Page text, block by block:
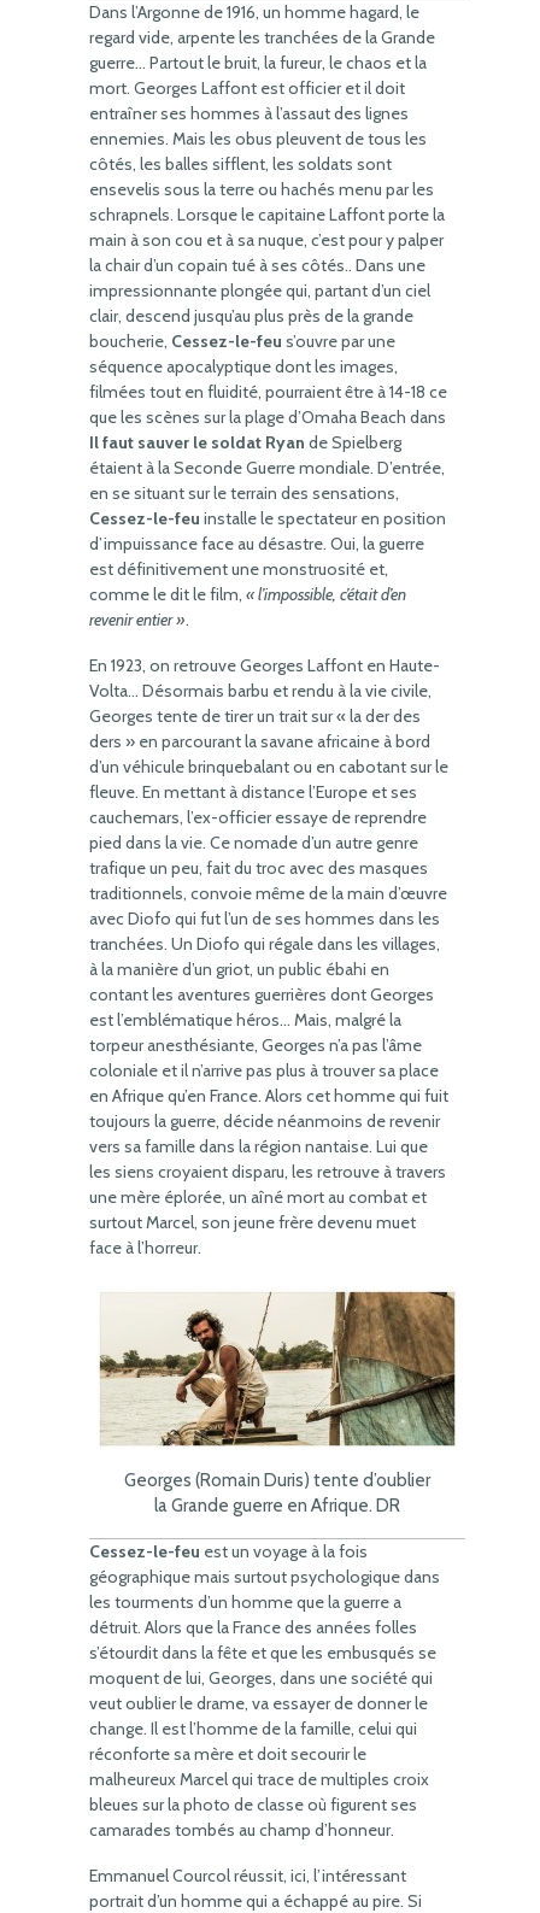
Dans l’Argonne de 1916, un homme hagard, le
regard vide, arpente les tranchées de la Grande
guerre… Partout le bruit, la fureur, le chaos et la
mort. Georges Laffont est officier et il doit
entraîner ses hommes à l’assaut des lignes
ennemies. Mais les obus pleuvent de tous les
côtés, les balles sifflent, les soldats sont
ensevelis sous la terre ou hachés menu par les
schrapnels. Lorsque le capitaine Laffont porte la
main à son cou et à sa nuque, c’est pour y palper
la chair d’un copain tué à ses côtés.. Dans une
impressionnante plongée qui, partant d’un ciel
clair, descend jusqu’au plus près de la grande
boucherie, Cessez-le-feu s’ouvre par une
séquence apocalyptique dont les images,
filmées tout en fluidité, pourraient être à 14-18 ce
que les scènes sur la plage d’Omaha Beach dans
Il faut sauver le soldat Ryan de Spielberg
étaient à la Seconde Guerre mondiale. D’entrée,
en se situant sur le terrain des sensations,
Cessez-le-feu installe le spectateur en position
d’impuissance face au désastre. Oui, la guerre
est définitivement une monstruosité et,
comme le dit le film, « l’impossible, c’était d’en
revenir entier ».
En 1923, on retrouve Georges Laffont en Haute-
Volta… Désormais barbu et rendu à la vie civile,
Georges tente de tirer un trait sur « la der des
ders » en parcourant la savane africaine à bord
d’un véhicule brinquebalant ou en cabotant sur le
fleuve. En mettant à distance l’Europe et ses
cauchemars, l’ex-officier essaye de reprendre
pied dans la vie. Ce nomade d’un autre genre
trafique un peu, fait du troc avec des masques
traditionnels, convoie même de la main d’œuvre
avec Diofo qui fut l’un de ses hommes dans les
tranchées. Un Diofo qui régale dans les villages,
à la manière d’un griot, un public ébahi en
contant les aventures guerrières dont Georges
est l’emblématique héros… Mais, malgré la
torpeur anesthésiante, Georges n’a pas l’âme
coloniale et il n’arrive pas plus à trouver sa place
en Afrique qu’en France. Alors cet homme qui fuit
toujours la guerre, décide néanmoins de revenir
vers sa famille dans la région nantaise. Lui que
les siens croyaient disparu, les retrouve à travers
une mère éplorée, un aîné mort au combat et
surtout Marcel, son jeune frère devenu muet
face à l’horreur.
Georges (Romain Duris) tente d’oublier
la Grande guerre en Afrique. DR
Cessez-le-feu est un voyage à la fois
géographique mais surtout psychologique dans
les tourments d’un homme que la guerre a
détruit. Alors que la France des années folles
s’étourdit dans la fête et que les embusqués se
moquent de lui, Georges, dans une société qui
veut oublier le drame, va essayer de donner le
change. Il est l’homme de la famille, celui qui
réconforte sa mère et doit secourir le
malheureux Marcel qui trace de multiples croix
bleues sur la photo de classe où figurent ses
camarades tombés au champ d’honneur.
Emmanuel Courcol réussit, ici, l’intéressant
portrait d’un homme qui a échappé au pire. Si